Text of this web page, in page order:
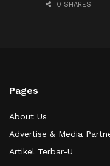
0 SHARES
Pages
About Us
Advertise & Media
Artikel Terbar-U